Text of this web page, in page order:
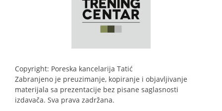
Copyright: Poreska kancelarija Tatić
Zabranjeno je preuzimanje, kopiranje i objavljivanje
materijala sa prezentacije bez pisane saglasnosti
izdavača. Sva prava zadržana.